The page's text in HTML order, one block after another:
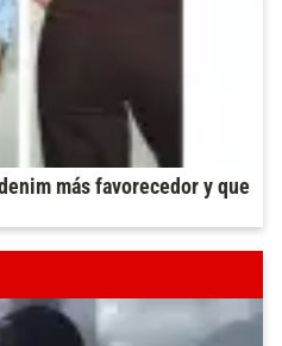
más favorecedor y que